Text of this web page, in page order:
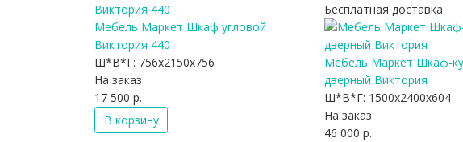
Мебель Маркет Шкаф угловой
Виктория 440
Ш*В*Г: 756x2150x756
На заказ
17 500 р.
В корзину
Бесплатная доставка
Мебель Маркет Шкаф-
дверный Виктория
Ш*В*Г: 1500x2400x604
На заказ
46 000 р.